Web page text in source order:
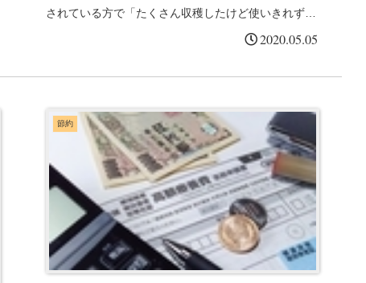
されている方で「たくさん収穫したけど使いきれずに
野菜室で腐らせてしまった😭」なんて経験ありませ
2020.05.05
節約